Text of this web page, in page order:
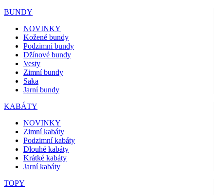
BUNDY
NOVINKY
Kožené bundy
Podzimní bundy
Džínové bundy
Vesty
Zimní bundy
Saka
Jarní bundy
KABÁTY
NOVINKY
Zimní kabáty
Podzimní kabáty
Dlouhé kabáty
Krátké kabáty
Jarní kabáty
TOPY